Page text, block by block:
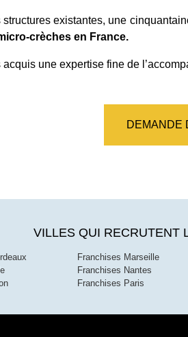
structures existantes, une
crèches en France.
acquis une expertise fine de
DEMANDE
VILLES QUI RECRUTENT
Franchises Marseille
Franchises Nantes
Franchises Paris